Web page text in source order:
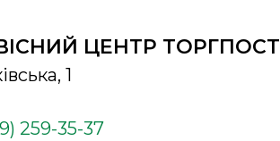
ЦЕНТР ТОРГПОСТ
1
259-35-37